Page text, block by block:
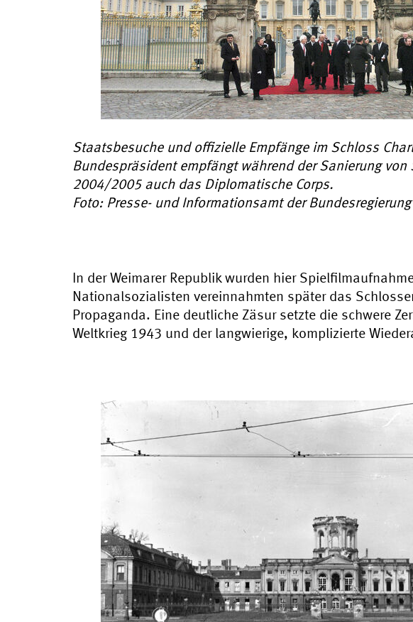
Staatsbesuche und offizielle Empfänge im Schloss
Bundespräsident empfängt während der Sanierung von
2004/2005 auch das Diplomatische Corps.
Foto: Presse- und Informationsamt der
In der Weimarer Republik wurden hier
Nationalsozialisten vereinnahmten später das
Propaganda. Eine deutliche Zäsur setzte die schwere
Weltkrieg 1943 und der langwierige, komplizierte